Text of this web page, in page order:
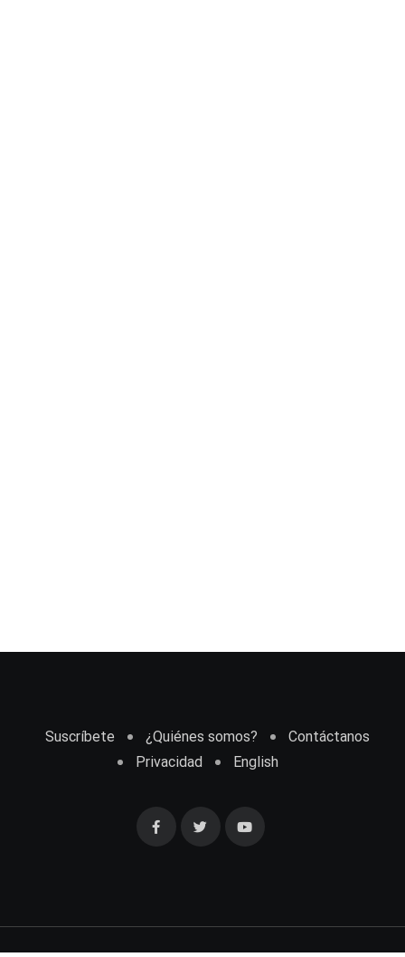
Suscríbete ¿Quiénes somos?
Contáctanos
Privacidad
English